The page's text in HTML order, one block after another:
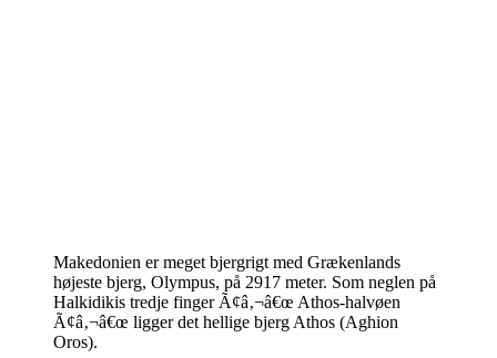
Makedonien er meget bjergrigt med Grækenlands
højeste bjerg, Olympus, på 2917 meter. Som neglen på
Halkidikis tredje finger Ã¢â‚¬â€œ Athos-halvøen
Ã¢â‚¬â€œ ligger det hellige bjerg Athos (Aghion
Oros).